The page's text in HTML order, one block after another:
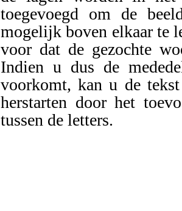
toegevoegd om de
mogelijk boven elkaar te
voor dat de gezochte
Indien u dus de
voorkomt, kan u de
herstarten door het
tussen de letters.